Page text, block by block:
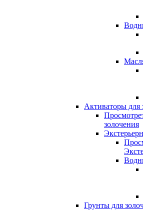
Активаторы для
золочения
Грунты для